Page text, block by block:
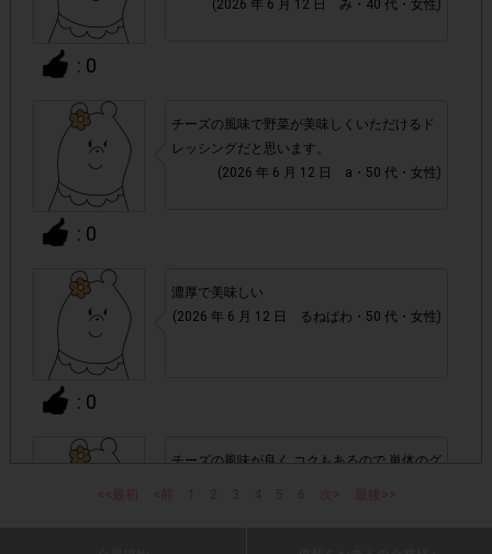
チェックポイントの条件を満たしていない場合
・ECサイトやネットスーパー、リサイクルショップでのご
・1つのアンケートにつき、お1人様あたり複数回の参加が
確認された場合。
株式会社エクスクリエが運営する、レシートを活用したサ
ービスのモニター回答は、
・レシート画像に
「チェーン名」「店舗名」「電話番
号」「購入日時」「対象商品名」「購入個数」「価格」
の全てが記載されていない場合
画像は、1つのアンケートにつき必ず1枚でお送りくだ
: 0
(2026 年 6 月 12 日 み・40 代・女性)
: 0
チーズの風味で野菜が美味しくいただけるド
レッシングだと思います。
(2026 年 6 月 12 日 a・50 代・女性)
: 0
濃厚で美味しい
(2026 年 6 月 12 日 るねぱわ・50 代・女性)
チーズの風味が良く コクもあるので 単体のグ
<<最初 <前 1 2 4 5 6 次> 最後>>